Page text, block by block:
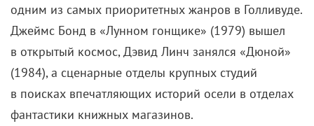
одним из самых приоритетных жанров в Голливуде.
Джеймс Бонд в «Лунном гонщике» (1979) вышел
в открытый космос, Дэвид Линч занялся «Дюной»
(1984), а сценарные отделы крупных студий
в поисках впечатляющих историй осели в отделах
фантастики книжных магазинов.